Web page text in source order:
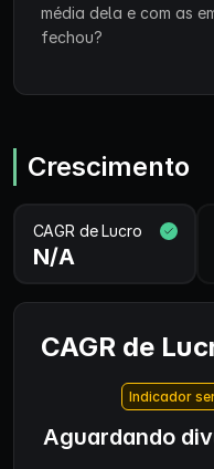
média dela e com as
fechou?
Crescimento
CAGR de Lucro
N/A
CAGR de
Indicador
Aguardando